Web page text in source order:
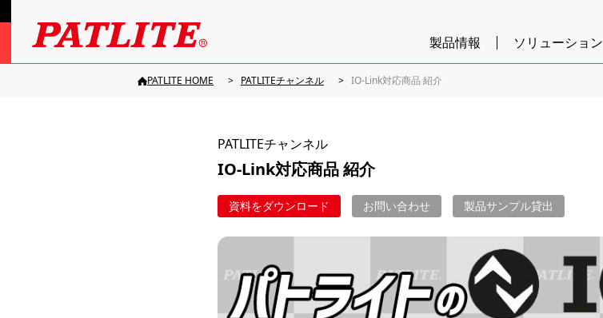
製品情報 ソリューション
PATLITE HOME PATLITEチャンネル IO-Link対応商品 紹介
PATLITEチャンネル
IO-Link対応商品 紹介
資料をダウンロード お問い合わせ 製品サンプル貸出